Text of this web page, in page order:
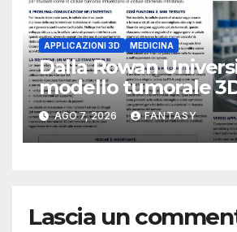
APPLICAZIONI 3D MEDICINA
Dalla Rowan
modello tumorale
studiare il dialogo
e cellule staminali
AGO 7, 2026 FANTASY
Lascia un